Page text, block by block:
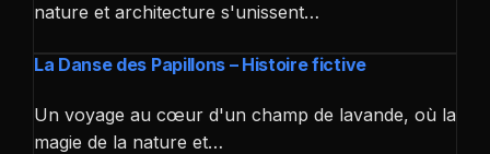
nature et architecture s'unissent…
La Danse des Papillons – Histoire fictive
Un voyage au cœur d'un champ de lavande, où la
magie de la nature et…